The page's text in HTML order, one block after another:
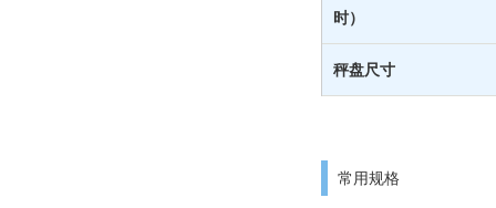
时）
秤盘尺寸
常用规格